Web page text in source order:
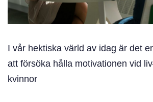
I vår hektiska värld av idag är det
att försöka hålla motivationen vid
kvinnor